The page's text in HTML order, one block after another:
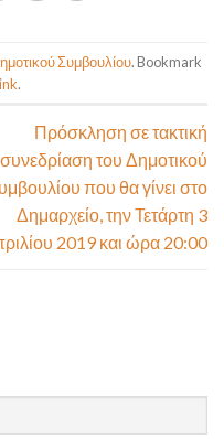
Συμβουλίου. Bookmark
.
Πρόσκληση σε τακτική
συνεδρίαση του Δημοτικού
που θα γίνει στο
Δημαρχείο, την Τετάρτη 3
2019 και ώρα 20:00